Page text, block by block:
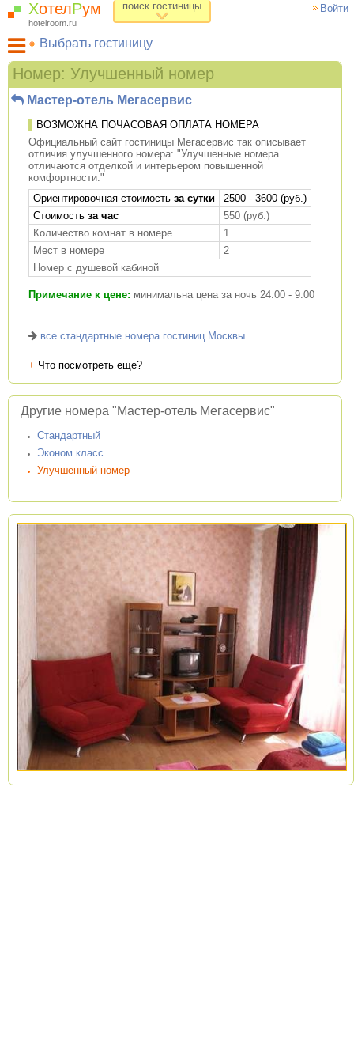
Войти
ХотелРум
hotelroom.ru
поиск гостиницы
Выбрать гостиницу
Гостиницы на карте Москвы
Гостиницы по метро
ХотелРум рекомендует
Номер: Улучшенный номер
Мастер-отель Мегасервис
ВОЗМОЖНА ПОЧАСОВАЯ ОПЛАТА НОМЕРА
Официальный сайт гостиницы Мегасервис так описывает
отличия улучшенного номера: "Улучшенные номера
отличаются отделкой и интерьером повышенной
комфортности."
Ориентировочная стоимость за сутки
2500 - 3600 (руб.)
Стоимость за час
550 (руб.)
Количество комнат в номере
1
Мест в номере
2
Номер с душевой кабиной
Примечание к цене: минимальна цена за ночь 24.00 - 9.00
все стандартные номера гостиниц Москвы
+ Что посмотреть еще?
Другие номера "Мастер-отель Мегасервис"
Стандартный
Эконом класс
Улучшенный номер